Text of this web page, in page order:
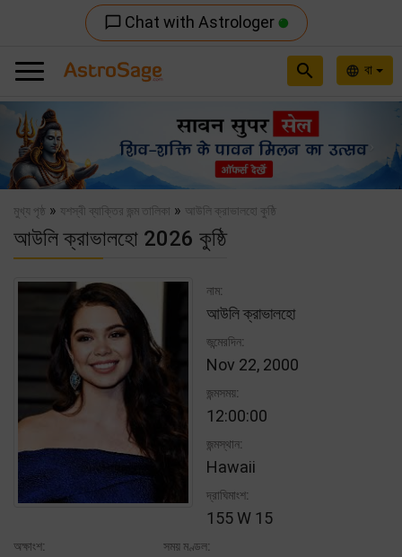
chat_bubble_outline Chat with Astrologer
language বা
search
Previous
মুখ্য পৃষ্ঠ » যশস্বী ব্যাক্তির জন্ম তালিকা » আউলি ক্রাভালহো কুষ্ঠি
আউলি ক্রাভালহো 2026 কুষ্ঠি
নাম:
আউলি ক্রাভালহো
জন্মেরদিন:
Nov 22, 2000
জন্মসময়:
12:00:00
জন্মস্থান:
Hawaii
দ্রাঘিমাংশ:
155 W 15
অক্ষাংশ: সময় মণ্ডল: